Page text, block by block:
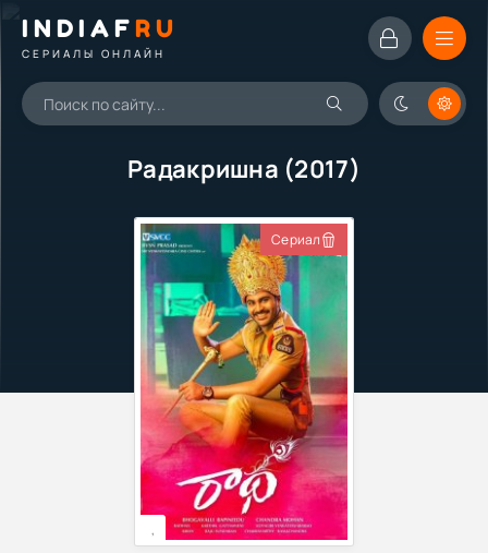
INDIAFRU
СЕРИАЛЫ ОНЛАЙН
Радакришна (2017)
Сериал
,